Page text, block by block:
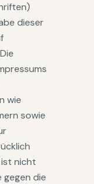
dieser
wie
sowie
nicht
die